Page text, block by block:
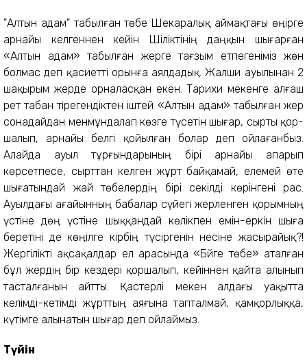
"Алтын адам" табылған төбе Шекаралық аймақтағы өңір­ге
арнайы келгеннен кейін Шілікті­нің даңқын шығарған
«Алтын адам» табылған жерге тағзым етпеге­німіз жөн
болмас деп қа­сиет­ті орынға аялдадық. Жалши ауы­лынан 2
шақырым жерде орналасқан екен. Тарихи мекенге алғаш
рет табан тірегендіктен іштей «Алтын адам» табылған жер
сонадайдан менмұндалап көзге түсетін шығар, сырты қор­
шалып, арнайы белгі қойылған болар деп ойлағанбыз.
Алайда ауыл тұрғындарының бірі арнайы апарып
көрсетпесе, сырттан келген жұрт байқамай, еле­мей өте
шығатындай жай төбе­лердің бірі секілді көрінгені рас.
Ауыл­дағы ағайынның бабалар сүйегі жерленген қорымның
үсті­не дөң үстіне шыққандай көлік­пен емін-еркін шыға
беретіні де кө­ңілге кірбің түсіргенін несіне жасырайық?!
Жергілікті ақсақалдар ел арасында «Бәйге төбе» аталған
бұл жердің бір кездері қоршалып, кейіннен қай­та алынып
тасталғанын айтты. Қас­терлі мекен алдағы уақытта
келімді-кетімді жұрттың аяғына тап­талмай, қамқорлыққа,
кү­тімге алы­натын шығар деп ойлаймыз.
Түйін